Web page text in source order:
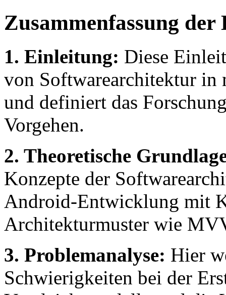
Zusammenfassung der
1. Einleitung: Diese
von Softwarearchitektur in
und definiert das
Vorgehen.
2. Theoretische
Konzepte der
Android-Entwicklung mit
Architekturmuster wie
3. Problemanalyse: Hier
Schwierigkeiten bei der